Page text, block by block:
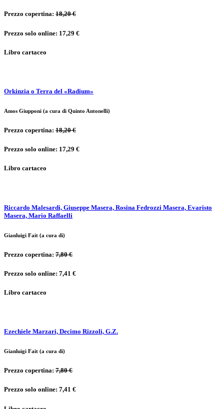
Prezzo copertina: 18,20 €
Prezzo solo online: 17,29 €
Libro cartaceo
Orkinzia o Terra del «Radium»
Amos Giupponi (a cura di Quinto Antonelli)
Prezzo copertina: 18,20 €
Prezzo solo online: 17,29 €
Libro cartaceo
Riccardo Malesardi, Giuseppe Masera, Rosina Fedrozzi Masera, Evaristo
Masera, Mario Raffaelli
Gianluigi Fait (a cura di)
Prezzo copertina: 7,80 €
Prezzo solo online: 7,41 €
Libro cartaceo
Ezechiele Marzari, Decimo Rizzoli, G.Z.
Gianluigi Fait (a cura di)
Prezzo copertina: 7,80 €
Prezzo solo online: 7,41 €